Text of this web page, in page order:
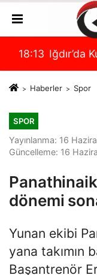
Jandarma
14:18 AK Parti
Haberler Spor
SPOR
Yayınlanma: 16
Güncelleme: 16
dönemi
Yunan ekibi
yana takımın
Başantrenör